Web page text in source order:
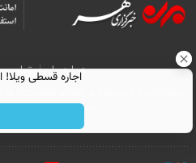
درباره ما تماس
licensed under a Creative Commons
License.